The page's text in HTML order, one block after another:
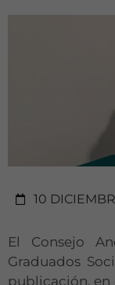
10
El Consejo
Graduados
publicación, en